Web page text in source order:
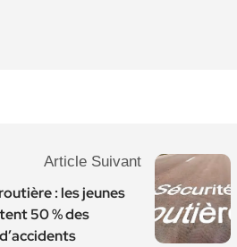
Article Suivant
: les jeunes
50 % des